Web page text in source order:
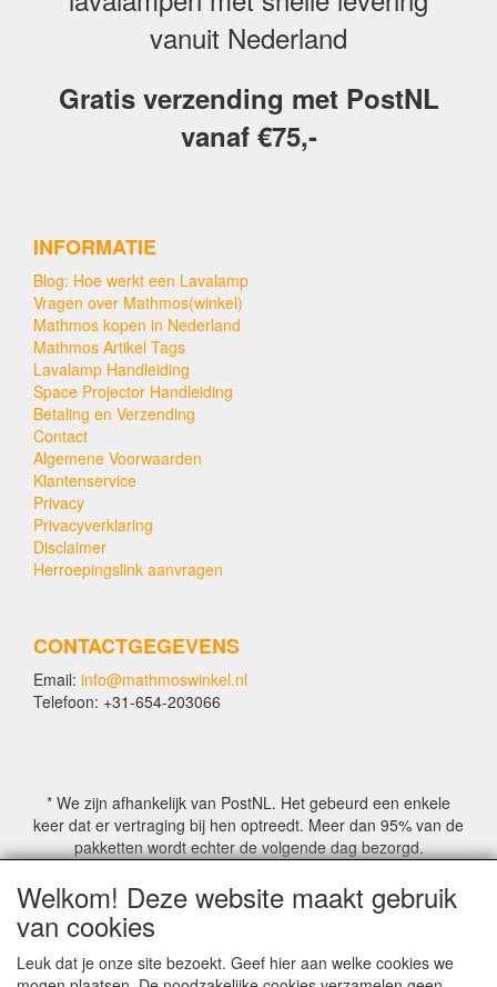
vanuit Nederland
Gratis verzending met PostNL
vanaf €75,-
INFORMATIE
Blog: Hoe werkt een Lavalamp
Vragen over Mathmos(winkel)
Mathmos kopen in Nederland
Mathmos Artikel Tags
Lavalamp Handleiding
Space Projector Handleiding
Betaling en Verzending
Contact
Algemene Voorwaarden
Klantenservice
Privacy
Privacyverklaring
Disclaimer
Herroepingslink aanvragen
CONTACTGEGEVENS
Email: info@mathmoswinkel.nl
Telefoon: +31-654-203066
* We zijn afhankelijk van PostNL. Het gebeurd een enkele
keer dat er vertraging bij hen optreedt. Meer dan 95% van de
pakketten wordt echter de volgende dag bezorgd.
© COPYRIGHT by Mathmoswinkel.nl
Site Name, Ownership and Design Copyright by
Mathmoswinkel.nl
Copyrighted property may not be distributed, or displayed on
Welkom! Deze website maakt gebruik
van cookies
Leuk dat je onze site bezoekt. Geef hier aan welke cookies we